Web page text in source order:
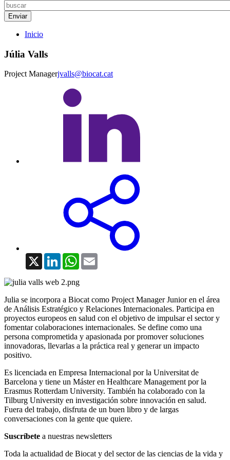
Inicio
Júlia Valls
Project Managerjvalls@biocat.cat
X LinkedInWhatsApp
Julia se incorpora a Biocat como Project Manager Junior en el área
de Análisis Estratégico y Relaciones Internacionales. Participa en
proyectos europeos en salud con el objetivo de impulsar el sector y
fomentar colaboraciones internacionales. Se define como una
persona comprometida y apasionada por promover soluciones
innovadoras, llevarlas a la práctica real y generar un impacto
positivo.
Es licenciada en Empresa Internacional por la Universitat de
Barcelona y tiene un Máster en Healthcare Management por la
Erasmus Rotterdam University. También ha colaborado con la
Tilburg University en investigación sobre innovación en salud.
Fuera del trabajo, disfruta de un buen libro y de largas
conversaciones con la gente que quiere.
Suscríbete a nuestras newsletters
Toda la actualidad de Biocat y del sector de las ciencias de la vida y